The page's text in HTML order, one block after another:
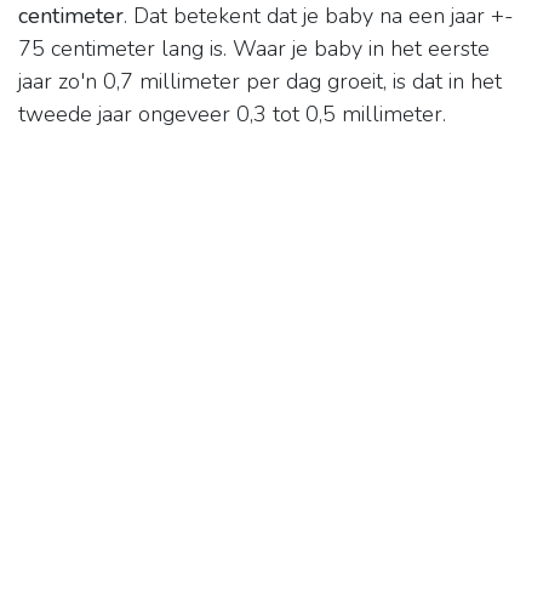
centimeter. Dat betekent dat je baby na een jaar +-
75 centimeter lang is. Waar je baby in het eerste
jaar zo'n 0,7 millimeter per dag groeit, is dat in het
tweede jaar ongeveer 0,3 tot 0,5 millimeter.